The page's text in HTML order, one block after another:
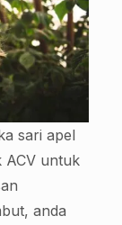
sari apel
ACV untuk
anda